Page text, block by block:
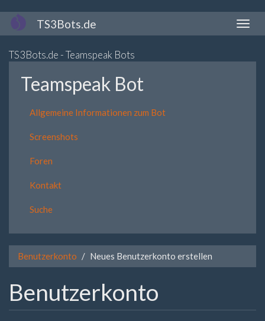
Direkt
zum
TS3Bots.de
TS3Bots.de - Teamspeak Bots
Teamspeak Bot
Allgemeine Informationen zum Bot
Screenshots
Foren
Kontakt
Suche
Benutzerkonto Neues Benutzerkonto erstellen
Benutzerkonto